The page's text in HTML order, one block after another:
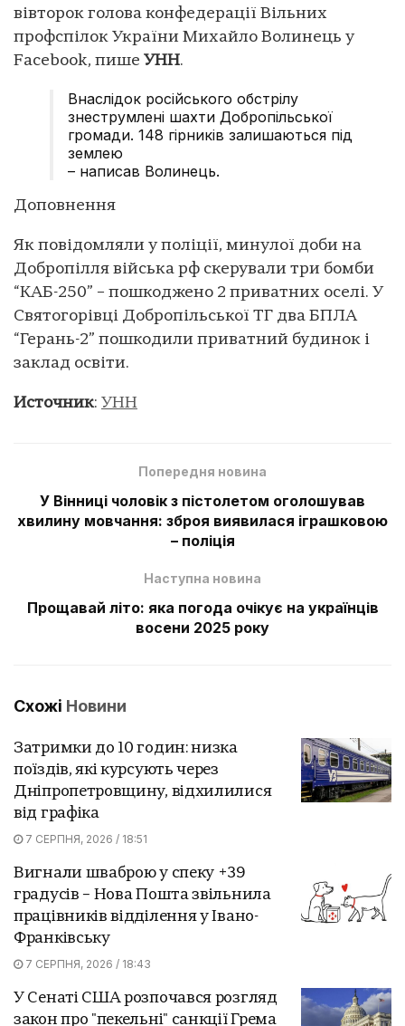
вівторок голова конфедерації Вільних
профспілок України Михайло Волинець у
Facebook, пише УНН.
Внаслідок російського обстрілу
знеструмлені шахти Добропільської
громади. 148 гірників залишаються під
землею
– написав Волинець.
Доповнення
Як повідомляли у поліції, минулої доби на
Добропілля війська рф скерували три бомби
“КАБ-250” – пошкоджено 2 приватних оселі. У
Святогорівці Добропільської ТГ два БПЛА
“Герань-2” пошкодили приватний будинок і
заклад освіти.
Источник: УНН
Попередня новина
У Вінниці чоловік з пістолетом оголошував
хвилину мовчання: зброя виявилася іграшковою
– поліція
Наступна новина
Прощавай літо: яка погода очікує на українців
восени 2025 року
Схожі Новини
Затримки до 10 годин: низка
поїздів, які курсують через
Дніпропетровщину, відхилилися
від графіка
7 СЕРПНЯ, 2026 / 18:51
Вигнали шваброю у спеку +39
градусів – Нова Пошта звільнила
працівників відділення у Івано-
Франківську
7 СЕРПНЯ, 2026 / 18:43
У Сенаті США розпочався розгляд
закон про "пекельні" санкції Грема